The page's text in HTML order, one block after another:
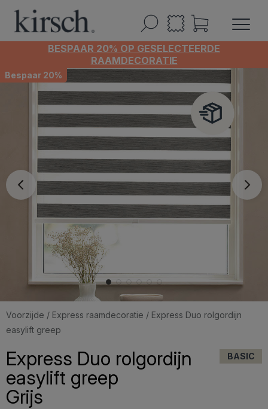
BESPAAR 20% OP GESELECTEERDE
RAAMDECORATIE
Bespaar 20%
Voorzijde / Express raamdecoratie / Express Duo rolgordijn
easylift greep
Express Duo rolgordijn
easylift greep
Grijs
BASIC